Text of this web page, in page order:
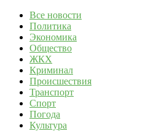
Все новости
Политика
Экономика
Общество
ЖКХ
Криминал
Происшествия
Транспорт
Спорт
Погода
Культура